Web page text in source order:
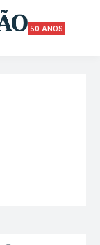
50 ANOS